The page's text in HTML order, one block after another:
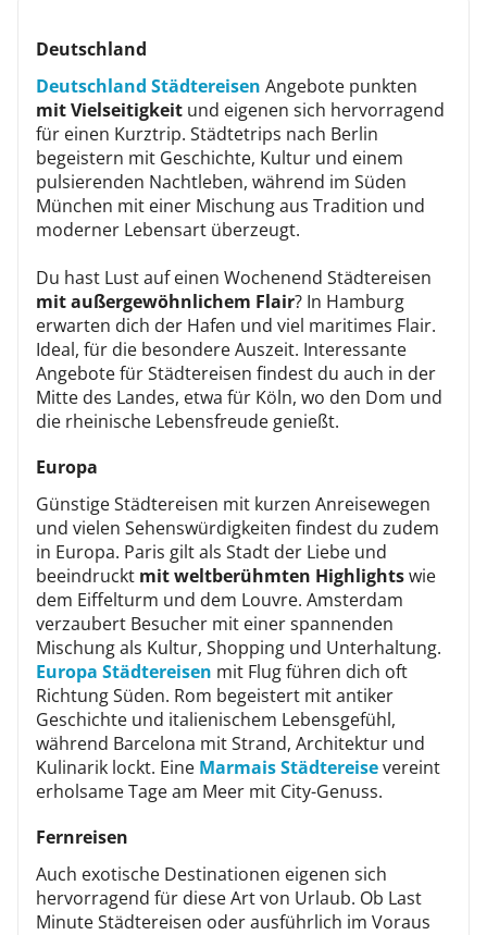
Deutschland
Deutschland Städtereisen Angebote punkten
mit Vielseitigkeit und eigenen sich hervorragend
für einen Kurztrip. Städtetrips nach Berlin
begeistern mit Geschichte, Kultur und einem
pulsierenden Nachtleben, während im Süden
München mit einer Mischung aus Tradition und
moderner Lebensart überzeugt.
Du hast Lust auf einen Wochenend Städtereisen
mit außergewöhnlichem Flair? In Hamburg
erwarten dich der Hafen und viel maritimes Flair.
Ideal, für die besondere Auszeit. Interessante
Angebote für Städtereisen findest du auch in der
Mitte des Landes, etwa für Köln, wo den Dom und
die rheinische Lebensfreude genießt.
Europa
Günstige Städtereisen mit kurzen Anreisewegen
und vielen Sehenswürdigkeiten findest du zudem
in Europa. Paris gilt als Stadt der Liebe und
beeindruckt mit weltberühmten Highlightswie
dem Eiffelturm und dem Louvre. Amsterdam
verzaubert Besucher mit einer spannenden
Mischung als Kultur, Shopping und Unterhaltung.
Europa Städtereisen mit Flug führen dich oft
Richtung Süden. Rom begeistert mit antiker
Geschichte und italienischem Lebensgefühl,
während Barcelona mit Strand, Architektur und
Kulinarik lockt. Eine Marmais Städtereisevereint
erholsame Tage am Meer mit City-Genuss.
Fernreisen
Auch exotische Destinationen eigenen sich
hervorragend für diese Art von Urlaub. Ob Last
Minute Städtereisen oder ausführlich im Voraus